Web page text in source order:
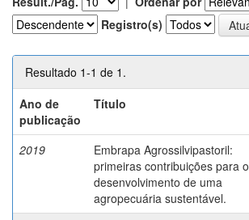
Registro(s)
Resultado 1-1 de 1.
Ano de
publicação
Título
2019
Embrapa Agrossilvipastoril:
primeiras contribuições para o
desenvolvimento de uma
agropecuária sustentável.